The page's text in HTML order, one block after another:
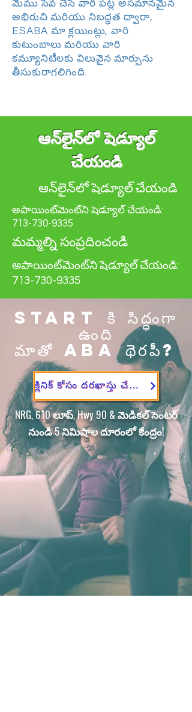
మేము సేవ చేసే వారి పట్ల అసమానమైన
అభిరుచి మరియు నిబద్ధత ద్వారా,
ESABA మా క్లయింట్లు, వారి
కుటుంబాలు మరియు వారి
కమ్యూనిటీలకు విలువైన మార్పును
తీసుకురాగలిగింది.
ఆన్‌లైన్‌లో షెడ్యూల్
చేయండి
ఆన్‌లైన్‌లో షెడ్యూల్చేయండి ​
అపాయింట్‌మెంట్‌ని షెడ్యూల్ చేయండి:
713-730-9335
మమ్మల్ని సంప్రదించండి
అపాయింట్‌మెంట్‌ని షెడ్యూల్ చేయండి:
713-730-9335
START కి సిద్ధంగా
ఉంది
మాతో ABA థెరపీ?
క్లినిక్ కోసం దరఖాస్తు చేసుకోండి
NRG, 610 లూప్, Hwy 90 & మెడికల్ సెంటర్
నుండి 5 నిమిషాల దూరంలో కేంద్రం!